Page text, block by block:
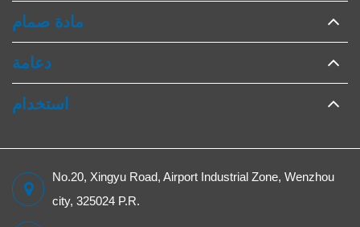
مادة صمام
دعامة
استخدام
No.20, Xingyu Road, Airport Industrial Zone, Wenzhou
city, 325024 P.R.